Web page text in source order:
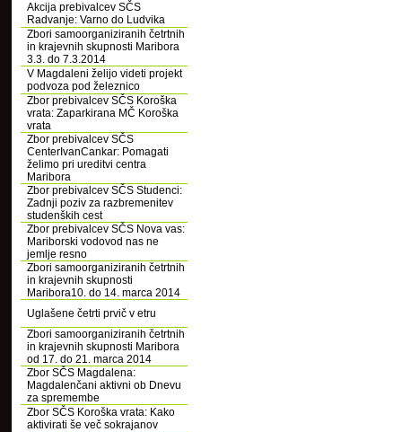
Akcija prebivalcev SČS
Radvanje: Varno do Ludvika
Zbori samoorganiziranih četrtnih
in krajevnih skupnosti Maribora
3.3. do 7.3.2014
V Magdaleni želijo videti projekt
podvoza pod železnico
Zbor prebivalcev SČS Koroška
vrata: Zaparkirana MČ Koroška
vrata
Zbor prebivalcev SČS
CenterIvanCankar: Pomagati
želimo pri ureditvi centra
Maribora
Zbor prebivalcev SČS Studenci:
Zadnji poziv za razbremenitev
studenških cest
Zbor prebivalcev SČS Nova vas:
Mariborski vodovod nas ne
jemlje resno
Zbori samoorganiziranih četrtnih
in krajevnih skupnosti
Maribora10. do 14. marca 2014
Uglašene četrti prvič v etru
Zbori samoorganiziranih četrtnih
in krajevnih skupnosti Maribora
od 17. do 21. marca 2014
Zbor SČS Magdalena:
Magdalenčani aktivni ob Dnevu
za spremembe
Zbor SČS Koroška vrata: Kako
aktivirati še več sokrajanov